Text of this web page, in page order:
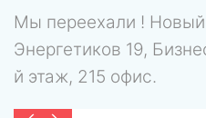
Мы переехали !
Энергетиков 19,
й этаж, 215 офис.